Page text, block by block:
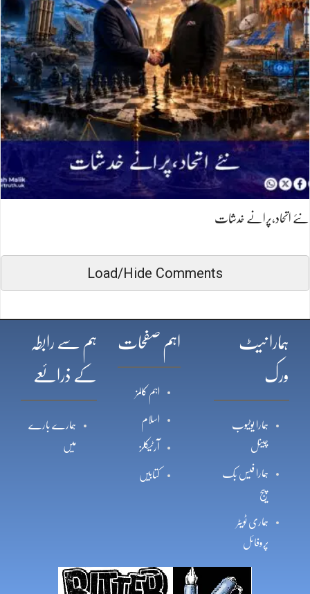
نئے اتحاد،پرانے خدشات
Load/Hide Comments
ہمارا نیٹ
ورک
ہمارا یوٹیوب
چینل
ہمارا فیس بک
پیج
ہماری ٹویٹر
پروفائل
اہم صفحات
اہم کالمز
اسلام
آرٹیکلز
کتابیں
ہم سے رابطہ
کے ذرائعے
ہمارے بارے
میں